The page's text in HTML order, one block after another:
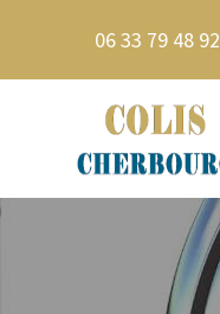
06 33 79 48 92